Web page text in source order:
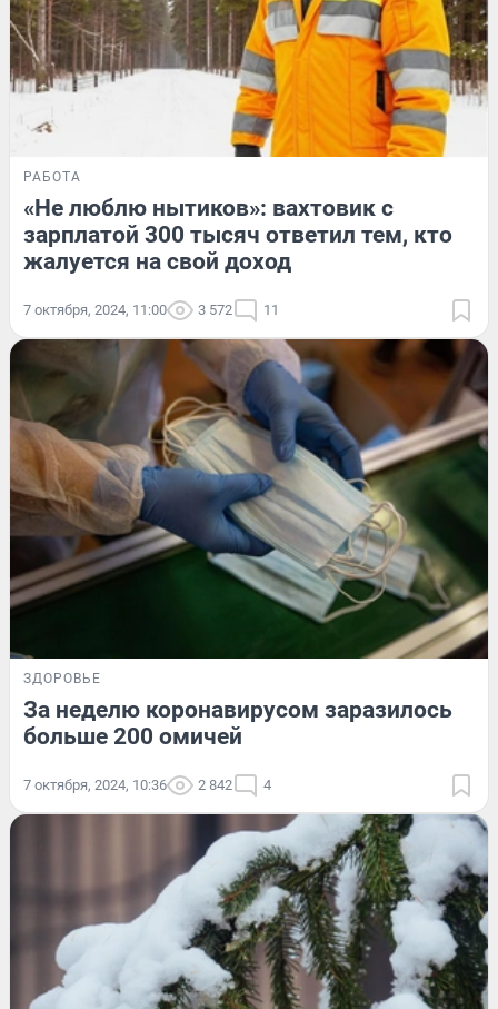
РАБОТА
«Не люблю нытиков»: вахтовик с
зарплатой 300 тысяч ответил тем, кто
жалуется на свой доход
7 октября, 2024, 11:00 3 572 11
ЗДОРОВЬЕ
За неделю коронавирусом заразилось
больше 200 омичей
7 октября, 2024, 10:36 2 842 4